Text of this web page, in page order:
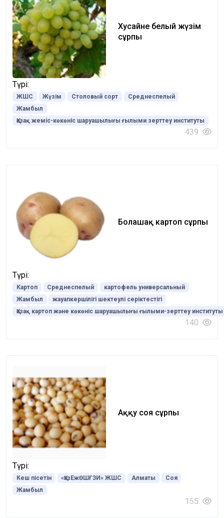
Хусайне белый жүзім
сұрпы
Түрі:
ЖШС Жүзім Столовый сорт
Среднеспелый
Жамбыл
Қазақ жеміс-көкөніс шаруашылығы ғылыми зерттеу институты
439
Болашақ картоп сұрпы
Түрі:
Картоп Среднеспелый
картофель универсальный
Жамбыл
жауапкершілігі шектеулі серіктестігі
Қазақ картоп және көкөніс шаруашылығы ғылыми-зерттеу институты
140
Аққу соя сұрпы
Түрі:
Кеш пісетін «ҚазЕжӨШҒЗИ» ЖШС Алматы
Соя
Жамбыл
155